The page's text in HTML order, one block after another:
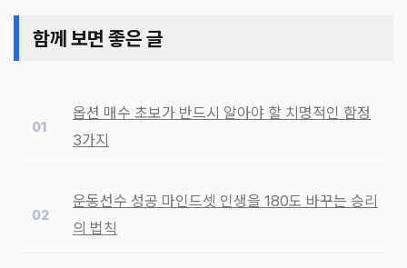
함께 보면 좋은 글
옵션 매수 초보가 반드시 알아야 할 치명적인 함정
3가지
운동선수 성공 마인드셋 인생을 180도 바꾸는 승리
의 법칙